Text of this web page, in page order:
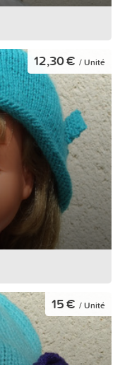
12,30 € / Unité
15 € / Unité